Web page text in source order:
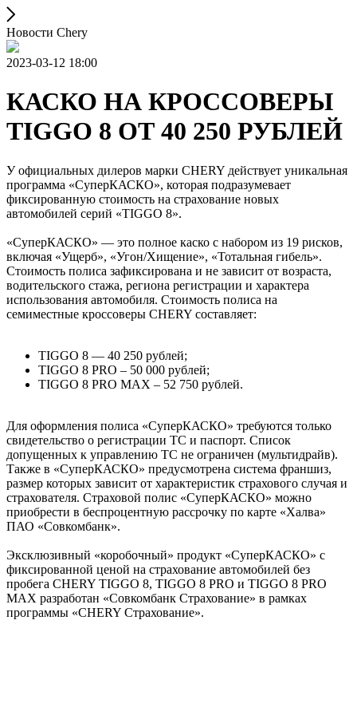
Новости Chery
2023-03-12 18:00
КАСКО НА КРОССОВЕРЫ
TIGGO 8 ОТ 40 250 РУБЛЕЙ
У официальных дилеров марки CHERY действует уникальная
программа «СуперКАСКО», которая подразумевает
фиксированную стоимость на страхование новых
автомобилей серий «TIGGO 8».
«СуперКАСКО» — это полное каско с набором из 19 рисков,
включая «Ущерб», «Угон/Хищение», «Тотальная гибель».
Стоимость полиса зафиксирована и не зависит от возраста,
водительского стажа, региона регистрации и характера
использования автомобиля. Стоимость полиса на
семиместные кроссоверы CHERY составляет:
TIGGO 8 — 40 250 рублей;
TIGGO 8 PRO – 50 000 рублей;
TIGGO 8 PRO MAX – 52 750 рублей.
Для оформления полиса «СуперКАСКО» требуются только
свидетельство о регистрации ТС и паспорт. Список
допущенных к управлению ТС не ограничен (мультидрайв).
Также в «СуперКАСКО» предусмотрена система франшиз,
размер которых зависит от характеристик страхового случая и
страхователя. Страховой полис «СуперКАСКО» можно
приобрести в беспроцентную рассрочку по карте «Халва»
ПАО «Совкомбанк».
Эксклюзивный «коробочный» продукт «СуперКАСКО» с
фиксированной ценой на страхование автомобилей без
пробега CHERY TIGGO 8, TIGGO 8 PRO и TIGGO 8 PRO
MAX разработан «Совкомбанк Страхование» в рамках
программы «CHERY Страхование».